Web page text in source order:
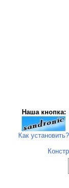
Наша кнопка:
Как установить?